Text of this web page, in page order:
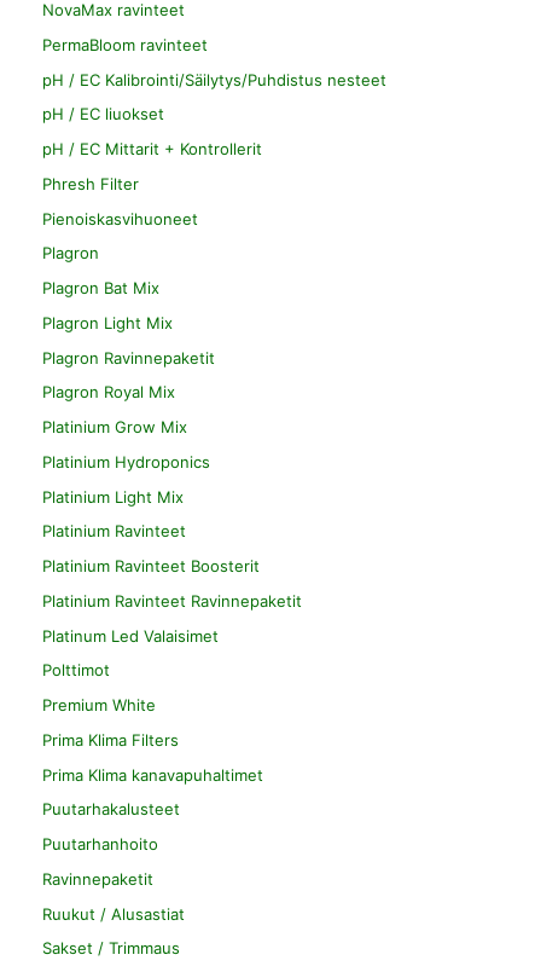
NovaMax ravinteet
PermaBloom ravinteet
pH / EC Kalibrointi/Säilytys/Puhdistus nesteet
pH / EC liuokset
pH / EC Mittarit + Kontrollerit
Phresh Filter
Pienoiskasvihuoneet
Plagron
Plagron Bat Mix
Plagron Light Mix
Plagron Ravinnepaketit
Plagron Royal Mix
Platinium Grow Mix
Platinium Hydroponics
Platinium Light Mix
Platinium Ravinteet
Platinium Ravinteet Boosterit
Platinium Ravinteet Ravinnepaketit
Platinum Led Valaisimet
Polttimot
Premium White
Prima Klima Filters
Prima Klima kanavapuhaltimet
Puutarhakalusteet
Puutarhanhoito
Ravinnepaketit
Ruukut / Alusastiat
Sakset / Trimmaus